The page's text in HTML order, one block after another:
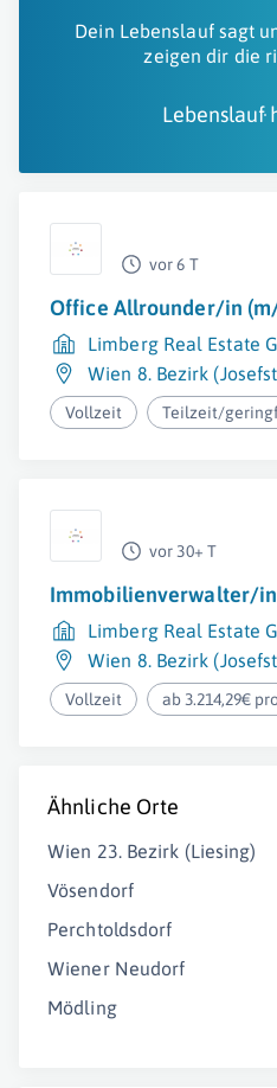
Dein Lebenslauf sagt
zeigen dir die
Lebenslauf
vor 6 T
Office Allrounder/in
Limberg Real Estate
Wien 8. Bezirk
Vollzeit Teilzeit/
vor 30+ T
Immobilienverwalter/
Limberg Real Estate
Wien 8. Bezirk
Vollzeit ab 3.214,29€
Ähnliche Orte
Wien 23. Bezirk (Liesing)
Vösendorf
Perchtoldsdorf
Wiener Neudorf
Mödling